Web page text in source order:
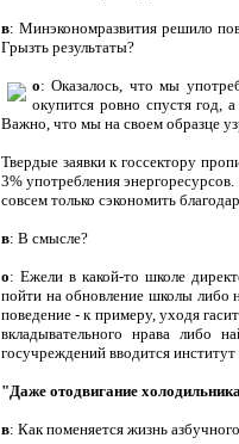
в: Минэкономразвития решило
Грызть результаты?
о: Оказалось, что мы
окупится ровно спустя год,
Важно, что мы на своем образце
Твердые заявки к госсектору
3% употребления
совсем только сэкономить
в: В смысле?
о: Ежели в какой-то школе
пойти на обновление школы либо
поведение - к примеру, уходя
вкладывательного нрава либо
госучреждений вводится
"Даже отодвигание
в: Как поменяется жизнь